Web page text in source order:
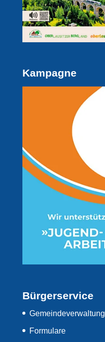
Kampagne
Bürgerservice
Gemeindeverwaltung
Formulare